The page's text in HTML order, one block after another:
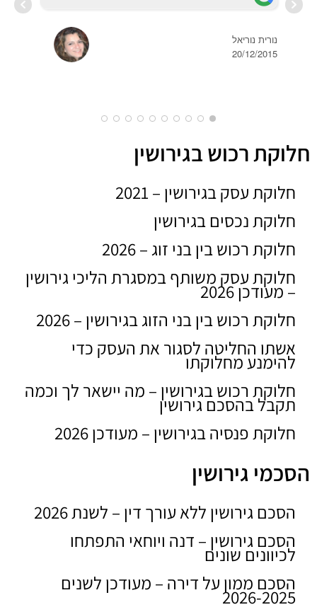
נורית נוריאל
20/12/2015
חלוקת רכוש בגירושין
חלוקת עסק בגירושין – 2021
חלוקת נכסים בגירושין
חלוקת רכוש בין בני זוג – 2026
חלוקת עסק משותף במסגרת הליכי גירושין
– מעודכן 2026
חלוקת רכוש בין בני הזוג בגירושין – 2026
אשתו החליטה לסגור את העסק כדי
להימנע מחלוקתו
חלוקת רכוש בגירושין – מה יישאר לך וכמה
תקבל בהסכם גירושין
חלוקת פנסיה בגירושין – מעודכן 2026
הסכמי גירושין
הסכם גירושין ללא עורך דין – לשנת 2026
הסכם גירושין – דנה ויוחאי התפתחו
לכיוונים שונים
הסכם ממון על דירה – מעודכן לשנים
2026-2025